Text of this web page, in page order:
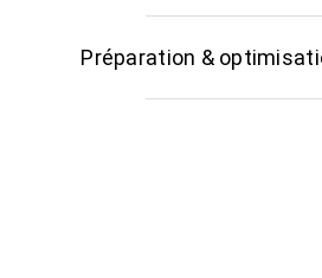
Préparation &